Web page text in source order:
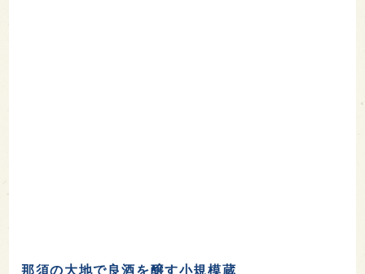
那須の大地で良酒を醸す小規模蔵